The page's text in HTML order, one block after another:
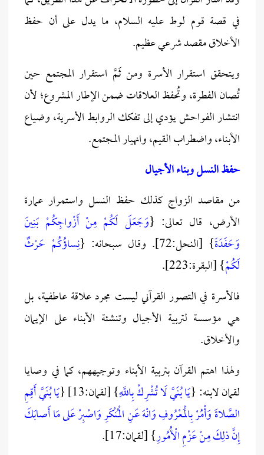
في قصة قوم لوط عليه السلام، ما يدل على أن حفظ
الأخلاق مقصد شرعي عظيم.
ويتحقق استقرار الأسرة ومن ثَمَّ استقرار المجتمع حين
تُصان الفطرة، وتُحفظ العلاقات ضمن الإطار المشروع؛ لأن
انتشار الفواحش يؤدي إلى تفكك الروابط الأسرية، وضياع
الأبناء، واضطراب القيم، وانهيار المجتمع.
حفظ النسل وبناء الأجيال
من مقاصد الزواج كذلك حفظ النسل واستمرار عمارة
الأرض، قال تعالى: {وَجَعَلَ لَكُمْ مِنْ أَزْواجِكُمْ بَنِينَ
وَحَفَدَةً} [النحل:72]. وقال سبحانه: {
نِساؤُكُمْ حَرْثٌ
لَكُمْ} [البقرة:223].
فالأسرة في التصور القرآني ليست مجرد علاقة عاطفية، بل
هي مؤسسة لتربية الأجيال وتنشئة الأبناء على الإيمان
والأخلاق.
ولهذا اهتم القرآن بتربية الأبناء وتوجيههم، كما في وصايا
لقمان لابنه: {يَا بُنَيَّ لَا تُشْرِكْ بِاللَّهِ} [لقمان:13] {
يَا بُنَيَّ أَقِمِ
الصَّلاةَ وَأْمُرْ بِالْمَعْرُوفِ وَانْهَ عَنِ الْمُنْكَرِ وَاصْبِرْ عَلى مَا أَصابَكَ
إِنَّ ذلِكَ مِنْ عَزْمِ الْأُمُورِ} [لقمان:17].